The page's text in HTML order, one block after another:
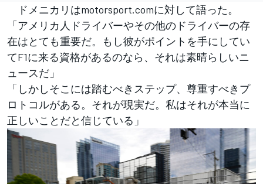
ドメニカリはmotorsport.comに対して語った。
「アメリカ人ドライバーやその他のドライバーの存
在はとても重要だ。もし彼がポイントを手にしてい
てF1に来る資格があるのなら、それは素晴らしいニ
ュースだ」
「しかしそこには踏むべきステップ、尊重すべきプ
ロトコルがある。それが現実だ。私はそれが本当に
正しいことだと信じている」